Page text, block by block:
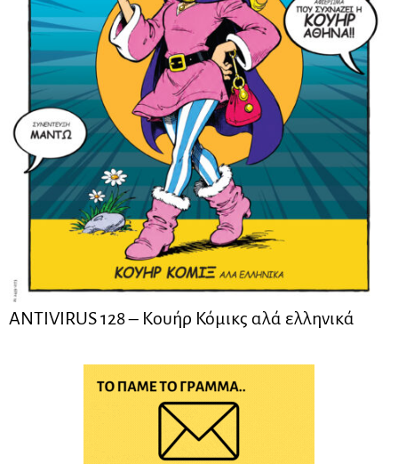
ANTIVIRUS 128 – Kουήρ Κόμικς αλά ελληνικά